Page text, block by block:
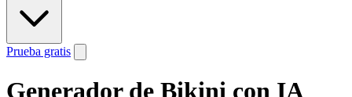
Prueba gratis
Generador de Bikini con IA